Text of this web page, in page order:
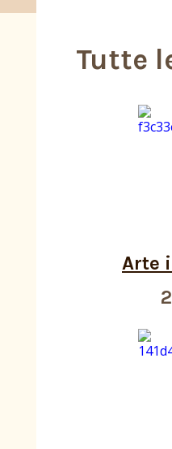
Tutte
Arte